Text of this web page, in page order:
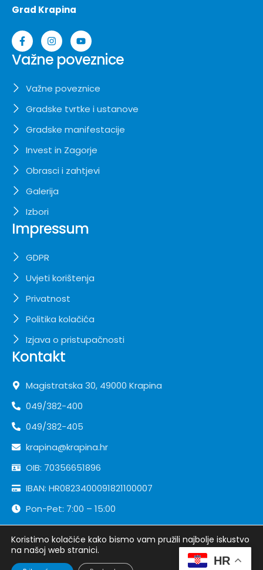
Grad Krapina
Važne poveznice
Važne poveznice
Gradske tvrtke i ustanove
Gradske manifestacije
Invest in Zagorje
Obrasci i zahtjevi
Galerija
Izbori
Impressum
GDPR
Uvjeti korištenja
Privatnost
Politika kolačića
Izjava o pristupačnosti
Kontakt
Magistratska 30, 49000 Krapina
049/382-400
049/382-405
krapina@krapina.hr
OIB: 70356651896
IBAN: HR0823400091821100007
Pon-Pet: 7:00 – 15:00
Copyright ©Grad Krapina
| Sva prava pridržana
HR
Koristimo kolačiće kako bismo vam pružili najbolje iskustvo
na našoj web stranici.